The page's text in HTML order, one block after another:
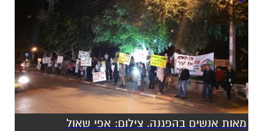
מאות אנשים בהפגנה. צילום: אפי שאול